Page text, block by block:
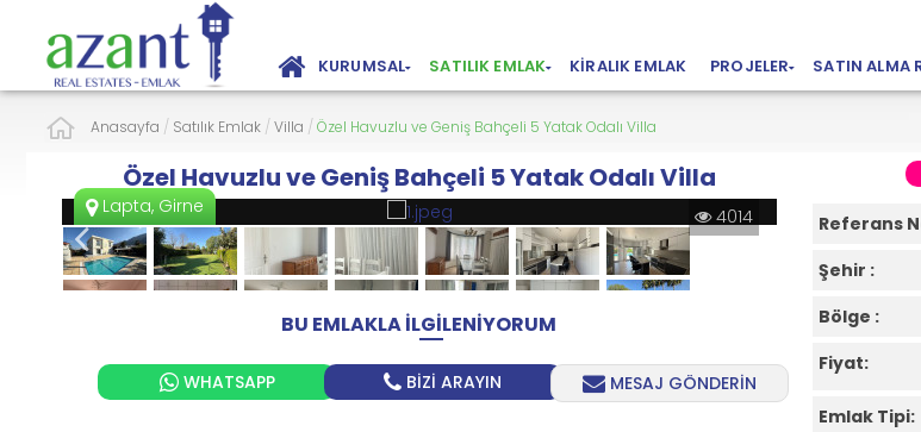
KURUMSAL SATILIK EMLAK KIRALIK EMLAK PROJELER SATIN ALMA
Anasayfa / Satılık Emlak / Villa / Özel Havuzlu ve Geniş Bahçeli 5 Yatak Odalı Villa
Özel Havuzlu ve Geniş Bahçeli 5 Yatak Odalı Villa
4014
Lapta, Girne
BU EMLAKLA İLGİLENİYORUM
WHATSAPP BİZİ ARAYIN MESAJ GÖNDERİN
Referans
Şehir :
Bölge :
Fiyat:
Emlak Tipi: